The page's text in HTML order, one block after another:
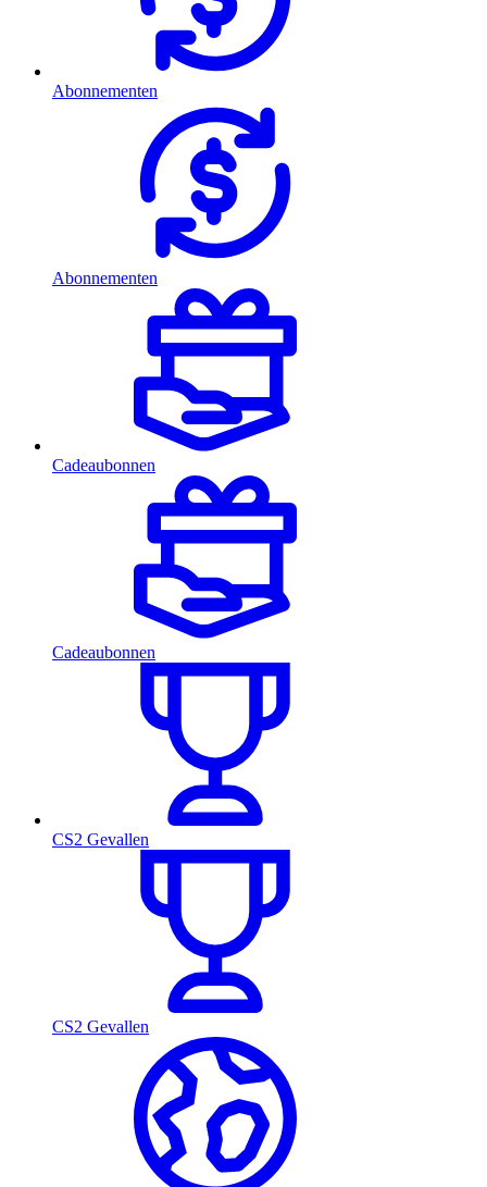
Abonnementen
Abonnementen
Cadeaubonnen
Cadeaubonnen
CS2 Gevallen
CS2 Gevallen